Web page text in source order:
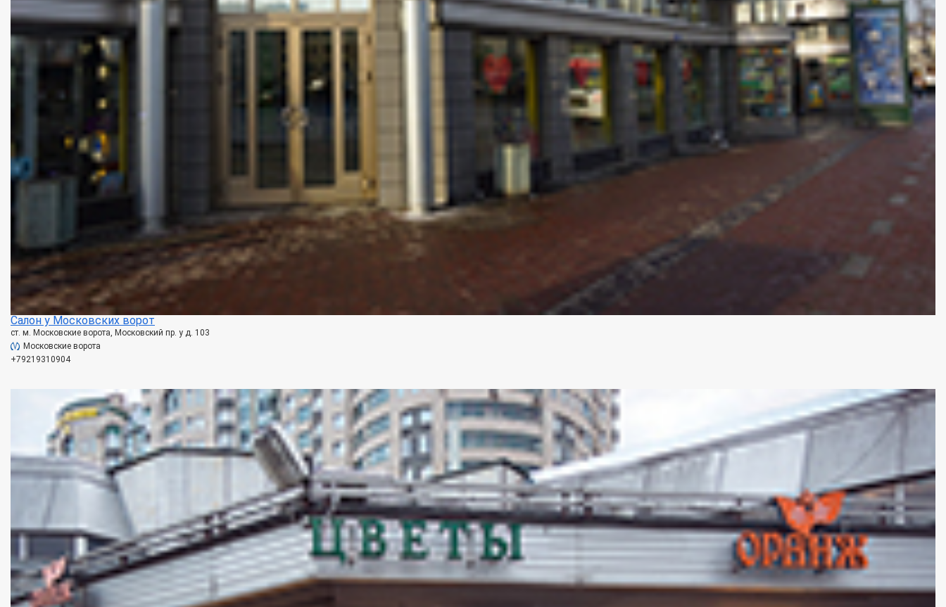
Салон у Московских ворот
ст. м. Московские ворота, Московский пр. у д. 103
Московские ворота
+79219310904